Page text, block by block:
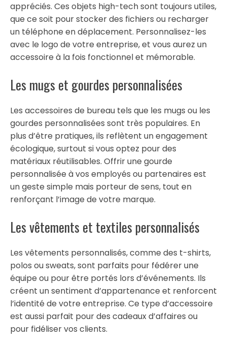
appréciés. Ces objets high-tech sont toujours utiles,
que ce soit pour stocker des fichiers ou recharger
un téléphone en déplacement. Personnalisez-les
avec le logo de votre entreprise, et vous aurez un
accessoire à la fois fonctionnel et mémorable.
Les mugs et gourdes personnalisées
Les accessoires de bureau tels que les mugs ou les
gourdes personnalisées sont très populaires. En
plus d’être pratiques, ils reflètent un engagement
écologique, surtout si vous optez pour des
matériaux réutilisables. Offrir une gourde
personnalisée à vos employés ou partenaires est
un geste simple mais porteur de sens, tout en
renforçant l’image de votre marque.
Les vêtements et textiles personnalisés
Les vêtements personnalisés, comme des t-shirts,
polos ou sweats, sont parfaits pour fédérer une
équipe ou pour être portés lors d’événements. Ils
créent un sentiment d’appartenance et renforcent
l’identité de votre entreprise. Ce type d’accessoire
est aussi parfait pour des cadeaux d’affaires ou
pour fidéliser vos clients.